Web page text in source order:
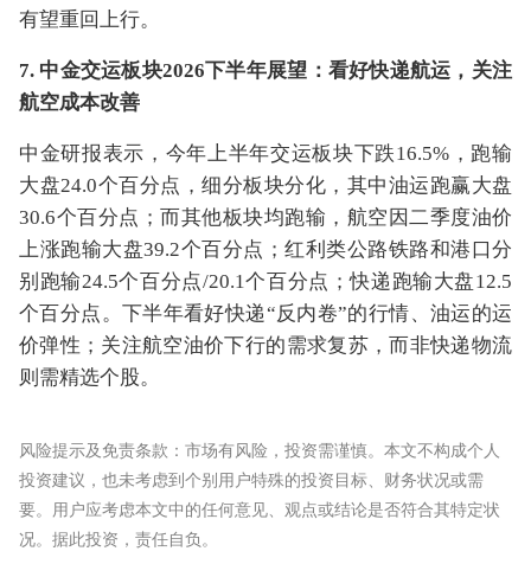
有望重回上行。
7. 中金交运板块2026下半年展望：看好快递航运，关注
航空成本改善
中金研报表示，今年上半年交运板块下跌16.5%，跑输
大盘24.0个百分点，细分板块分化，其中油运跑赢大盘
30.6个百分点；而其他板块均跑输，航空因二季度油价
上涨跑输大盘39.2个百分点；红利类公路铁路和港口分
别跑输24.5个百分点/20.1个百分点；快递跑输大盘12.5
个百分点。下半年看好快递“反内卷”的行情、油运的运
价弹性；关注航空油价下行的需求复苏，而非快递物流
则需精选个股。
风险提示及免责条款：市场有风险，投资需谨慎。本文不构成个人
投资建议，也未考虑到个别用户特殊的投资目标、财务状况或需
要。用户应考虑本文中的任何意见、观点或结论是否符合其特定状
况。据此投资，责任自负。